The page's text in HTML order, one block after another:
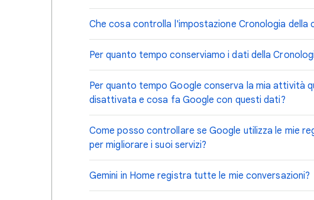
Che cosa controlla l'impostazione Cronologia della
Per quanto tempo conserviamo i dati della
Per quanto tempo Google conserva la mia attività
disattivata e cosa fa Google con questi dati?
Come posso controllare se Google utilizza le mie
per migliorare i suoi servizi?
Gemini in Home registra tutte le mie conversazioni?